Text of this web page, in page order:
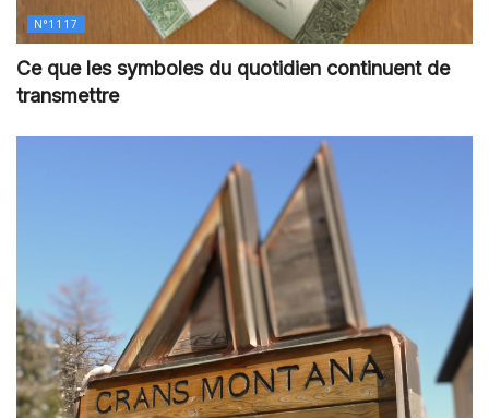
N°1117
Ce que les symboles du quotidien continuent de
transmettre